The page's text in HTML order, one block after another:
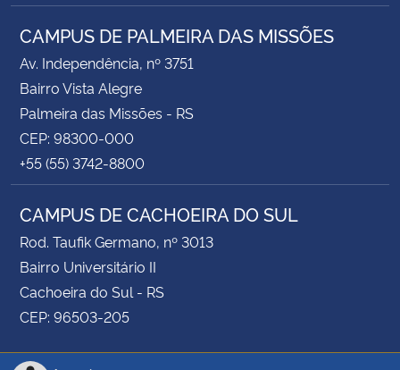
CAMPUS DE PALMEIRA DAS MISSÕES
Av. Independência, nº 3751
Bairro Vista Alegre
Palmeira das Missões - RS
CEP: 98300-000
+55 (55) 3742-8800
CAMPUS DE CACHOEIRA DO SUL
Rod. Taufik Germano, nº 3013
Bairro Universitário II
Cachoeira do Sul - RS
CEP: 96503-205